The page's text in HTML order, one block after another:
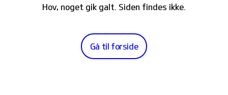
Hov, noget gik galt. Siden findes ikke.
Gå til forside